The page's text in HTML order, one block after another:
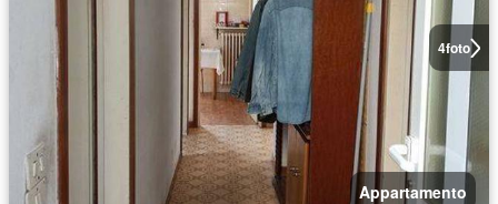
4foto
Appartamento